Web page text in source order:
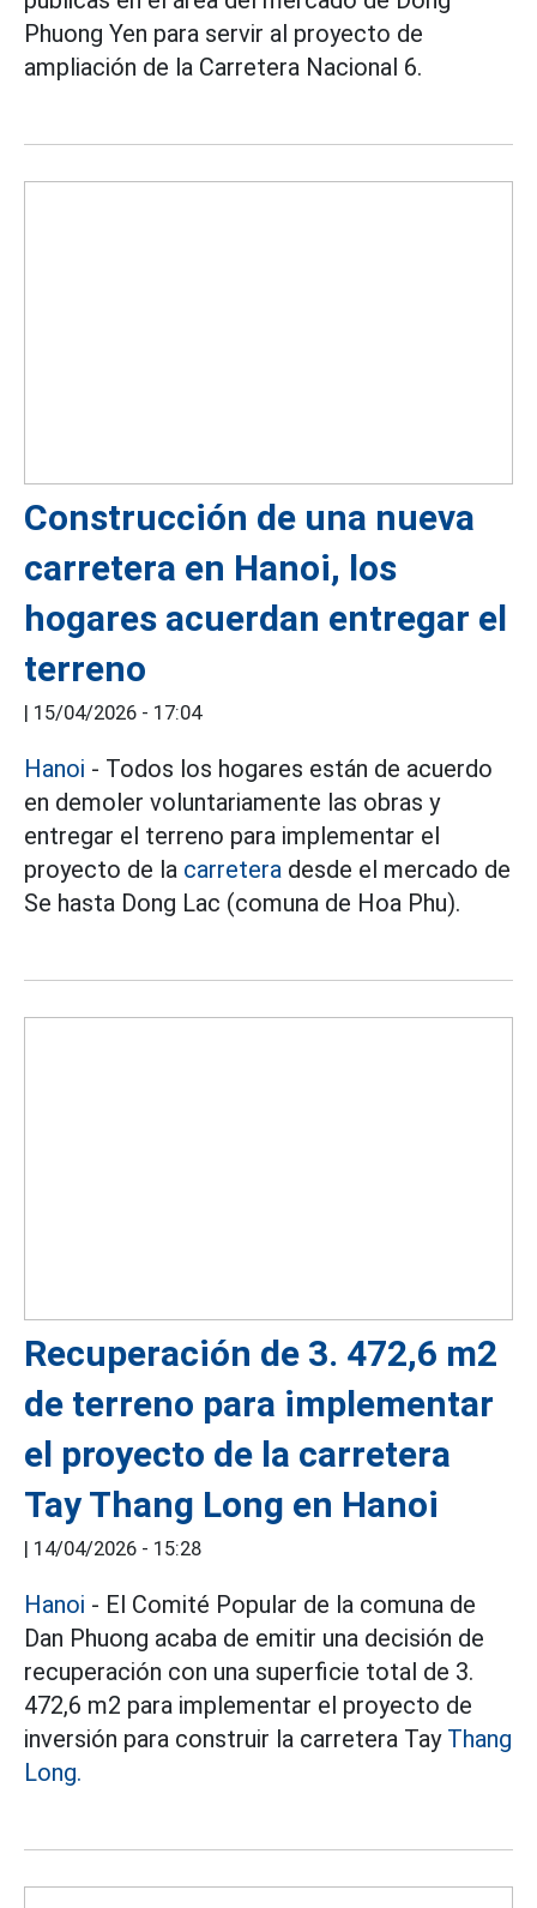
Phuong Yen para servir al proyecto de
ampliación de la Carretera Nacional 6.
Construcción de una nueva
carretera en Hanoi, los
hogares acuerdan entregar el
terreno
| 15/04/2026 - 17:04
Hanoi - Todos los hogares están de acuerdo
en demoler voluntariamente las obras y
entregar el terreno para implementar el
proyecto de la carretera desde el mercado de
Se hasta Dong Lac (comuna de Hoa Phu).
Recuperación de 3. 472,6 m2
de terreno para implementar
el proyecto de la carretera
Tay Thang Long en Hanoi
| 14/04/2026 - 15:28
Hanoi - El Comité Popular de la comuna de
Dan Phuong acaba de emitir una decisión de
recuperación con una superficie total de 3.
472,6 m2 para implementar el proyecto de
inversión para construir la carretera Tay Thang
Long.